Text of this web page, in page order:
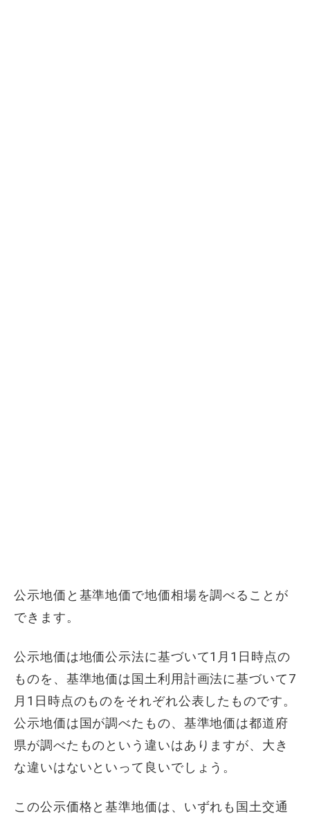
公示地価と基準地価で地価相場を調べることが
できます。
公示地価は地価公示法に基づいて1月1日時点の
ものを、基準地価は国土利用計画法に基づいて7
月1日時点のものをそれぞれ公表したものです。
公示地価は国が調べたもの、基準地価は都道府
県が調べたものという違いはありますが、大き
な違いはないといって良いでしょう。
この公示価格と基準地価は、いずれも国土交通